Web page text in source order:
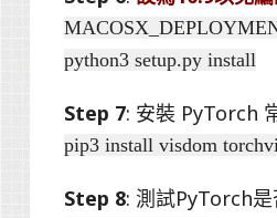
python3 setup.py install
Step 7: 安裝 PyTorch
pip3 install visdom
Step 8: 測試PyTorch是